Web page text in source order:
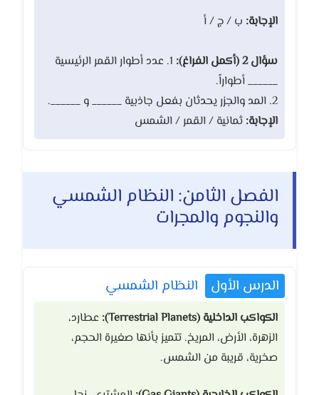
الإجابة: ب / ج / أ
سؤال 2 (أكمل الفراغ):
1. عدد أطوار القمر الرئيسية
______ أطواراً.
2. المد والجزر يحدثان بفعل جاذبية ______ و ______.
الإجابة: ثمانية / القمر / الشمس
الفصل الثامن: النظام الشمسي
والنجوم والمجرات
الدرس الأول النظام الشمسي
الكواكب الداخلية (Terrestrial Planets):
عطارد،
الزهرة، الأرض، المريخ. تتميز بأنها صغيرة الحجم،
صخرية، قريبة من الشمس.